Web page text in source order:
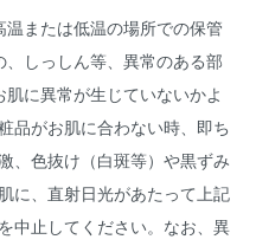
または低温の場所での保管
しっしん等、異常のある部
に異常が生じていないかよ
品がお肌に合わない時、即ち
、色抜け（白斑等）や黒ずみ
に、直射日光があたって上記
中止してください。なお、異